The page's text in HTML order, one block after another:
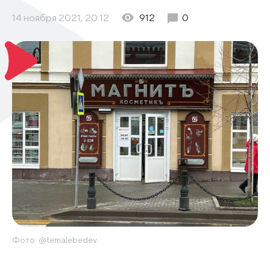
14 ноября 2021, 20:12 912 0
Фото: @temalebedev